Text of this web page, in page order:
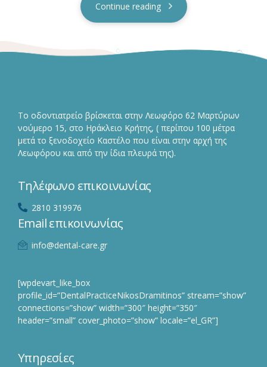
Continue reading
Το οδοντιατρείο βρίσκεται στην Λεωφόρο 62 Μαρτύρων
νούμερο 15, στο Ηράκλειο Κρήτης, ( περίπου 100 μέτρα
μετά το ξενοδοχείο Καστέλο που είναι στην αρχή της
Λεωφόρου και από την ίδια πλευρά της).
Τηλέφωνο επικοινωνίας
2810 319976
Email επικοινωνίας
info@dental-care.gr
[wpdevart_like_box
profile_id=”DentalPracticeNikosDramitinos” stream=”show”
connections=”show” width=”300″ height=”350″
header=”small” cover_photo=”show” locale=”el_GR”]
Υπηρεσίες